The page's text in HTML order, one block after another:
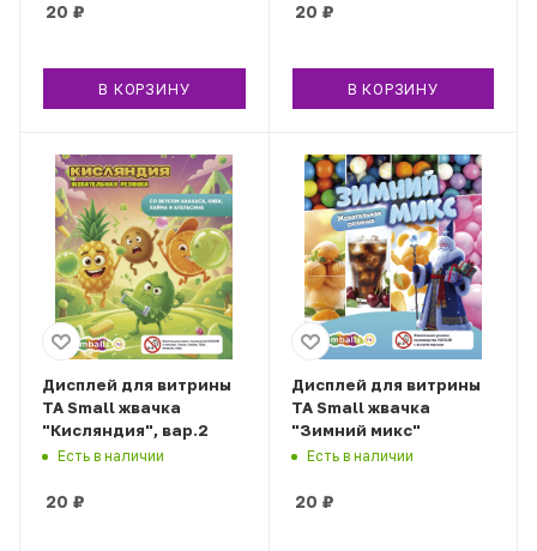
20 ₽
В КОРЗИНУ
20 ₽
В КОРЗИНУ
Дисплей для витрины
ТА Small жвачка
"Кисляндия", вар.2
Есть в наличии
20 ₽
Дисплей для витрины
ТА Small жвачка
"Зимний микс"
Есть в наличии
20 ₽